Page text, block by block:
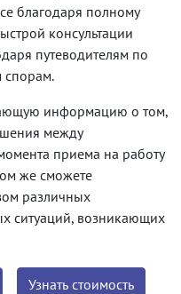
благодаря полному
консультации
путеводителям по
спорам.
информацию о том,
между
приема на работу
же сможете
различных
ситуаций, возникающих
Узнать стоимость